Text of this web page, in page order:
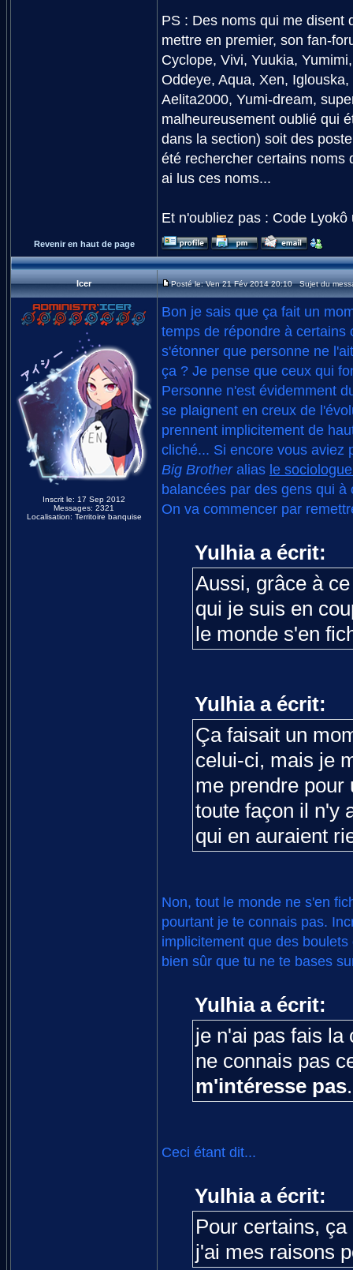
PS : Des noms qui me disent
mettre en premier, son fan-
Cyclope, Vivi, Yuukia,
Oddeye, Aqua, Xen,
Aelita2000, Yumi-dream,
malheureusement oublié qui
dans la section) soit des
été rechercher certains noms
ai lus ces noms...
Et n'oubliez pas : Code
Revenir en haut de page
Icer Posté le: Ven 21 Fév 2014 20:10 Sujet du
Inscrit le: 17 Sep 2012
Messages: 2321
Localisation: Territoire banquise
Bon je sais que ça fait un
temps de répondre à
s'étonner que personne ne
ça ? Je pense que ceux qui
Personne n'est évidemment
se plaignent en creux de
prennent implicitement de
cliché... Si encore vous aviez
Big Brotheralias le
balancées par des gens qui
On va commencer par
Yulhia a écrit:
Aussi, grâce à
qui je suis en
le monde s'en
Yulhia a écrit:
Ça faisait un
celui-ci, mais je
me prendre pour
toute façon il n'y
qui en auraient
Non, tout le monde ne s'en
pourtant je te connais pas.
implicitement que des
bien sûr que tu ne te bases
Yulhia a écrit:
je n'ai pas fais la
ne connais pas
m'intéresse pas.
Ceci étant dit...
Yulhia a écrit:
Pour certains,
j'ai mes raisons